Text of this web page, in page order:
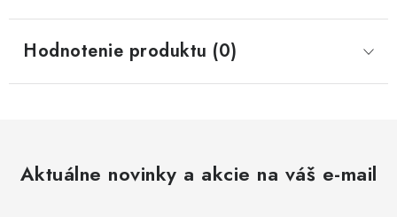
Hodnotenie produktu (0)
Aktuálne novinky a akcie na váš e-mail